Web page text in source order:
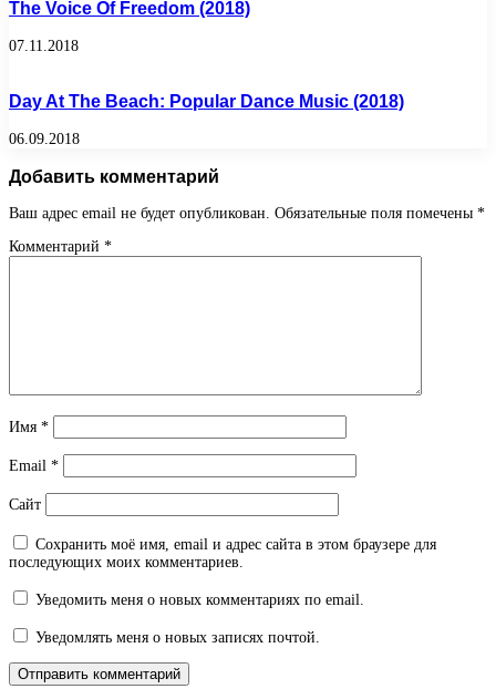
The Voice Of Freedom (2018)
07.11.2018
Day At The Beach: Popular Dance Music (2018)
06.09.2018
Добавить комментарий
Ваш адрес email не будет опубликован. Обязательные поля помечены *
Комментарий *
Имя *
Email *
Сайт
Сохранить моё имя, email и адрес сайта в этом браузере для
последующих моих комментариев.
Уведомить меня о новых комментариях по email.
Уведомлять меня о новых записях почтой.